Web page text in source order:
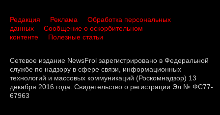
Редакция Реклама
Обработка персональных
данных
Сообщение о оскорбительном
контенте
Полезные статьи
Сетевое издание NewsFrol зарегистрировано в Федеральной
службе по надзору в сфере связи, информационных
технологий и массовых коммуникаций (Роскомнадзор) 13
декабря 2016 года. Свидетельство о регистрации Эл № ФС77-
67963